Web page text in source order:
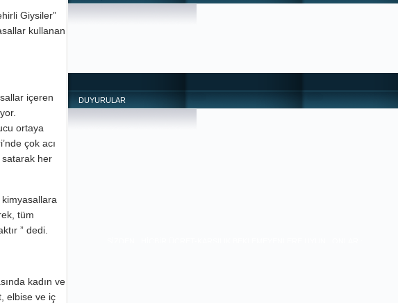
Giysiler”
kullanan
içeren
ortaya
çok acı
satarak her
tüm
” dedi.
kadın ve
elbise ve iç
DUYURULAR